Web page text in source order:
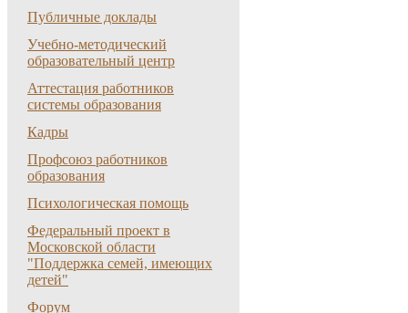
Публичные доклады
Учебно-методический
образовательный центр
Аттестация работников
системы образования
Кадры
Профсоюз работников
образования
Психологическая помощь
Федеральный проект в
Московской области
"Поддержка семей, имеющих
детей"
Форум